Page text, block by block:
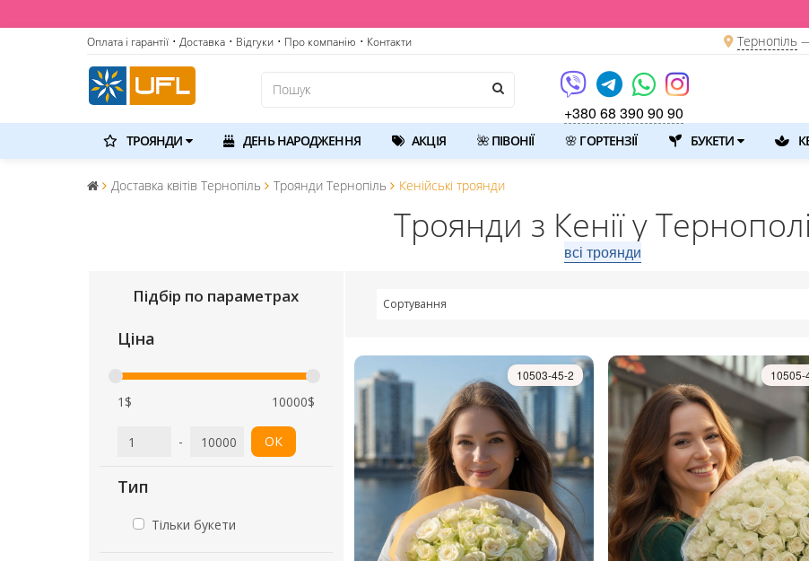
Оплата і гарантії • Доставка • Відгуки • Про компанію • Контакти Тернопіль
+380 68 390 90 90
ТРОЯНДИ ДЕНЬ НАРОДЖЕННЯ АКЦІЯ 🌺 ПІВОНІЇ 🌸 ГОРТЕНЗІЇ БУКЕТИ
Доставка квітів Тернопіль Троянди Тернопіль Кенійські троянди
Троянди з Кенії у Тернополі
всі троянди
Підбір по параметрах
Ціна
1$ 10000$
- ОК
Тип
Тільки букети
Сортування
10503-45-2 10505-